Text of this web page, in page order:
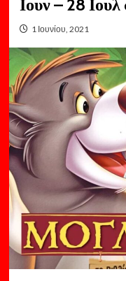
Ιουν – 28
1 Ιουνίου, 2021